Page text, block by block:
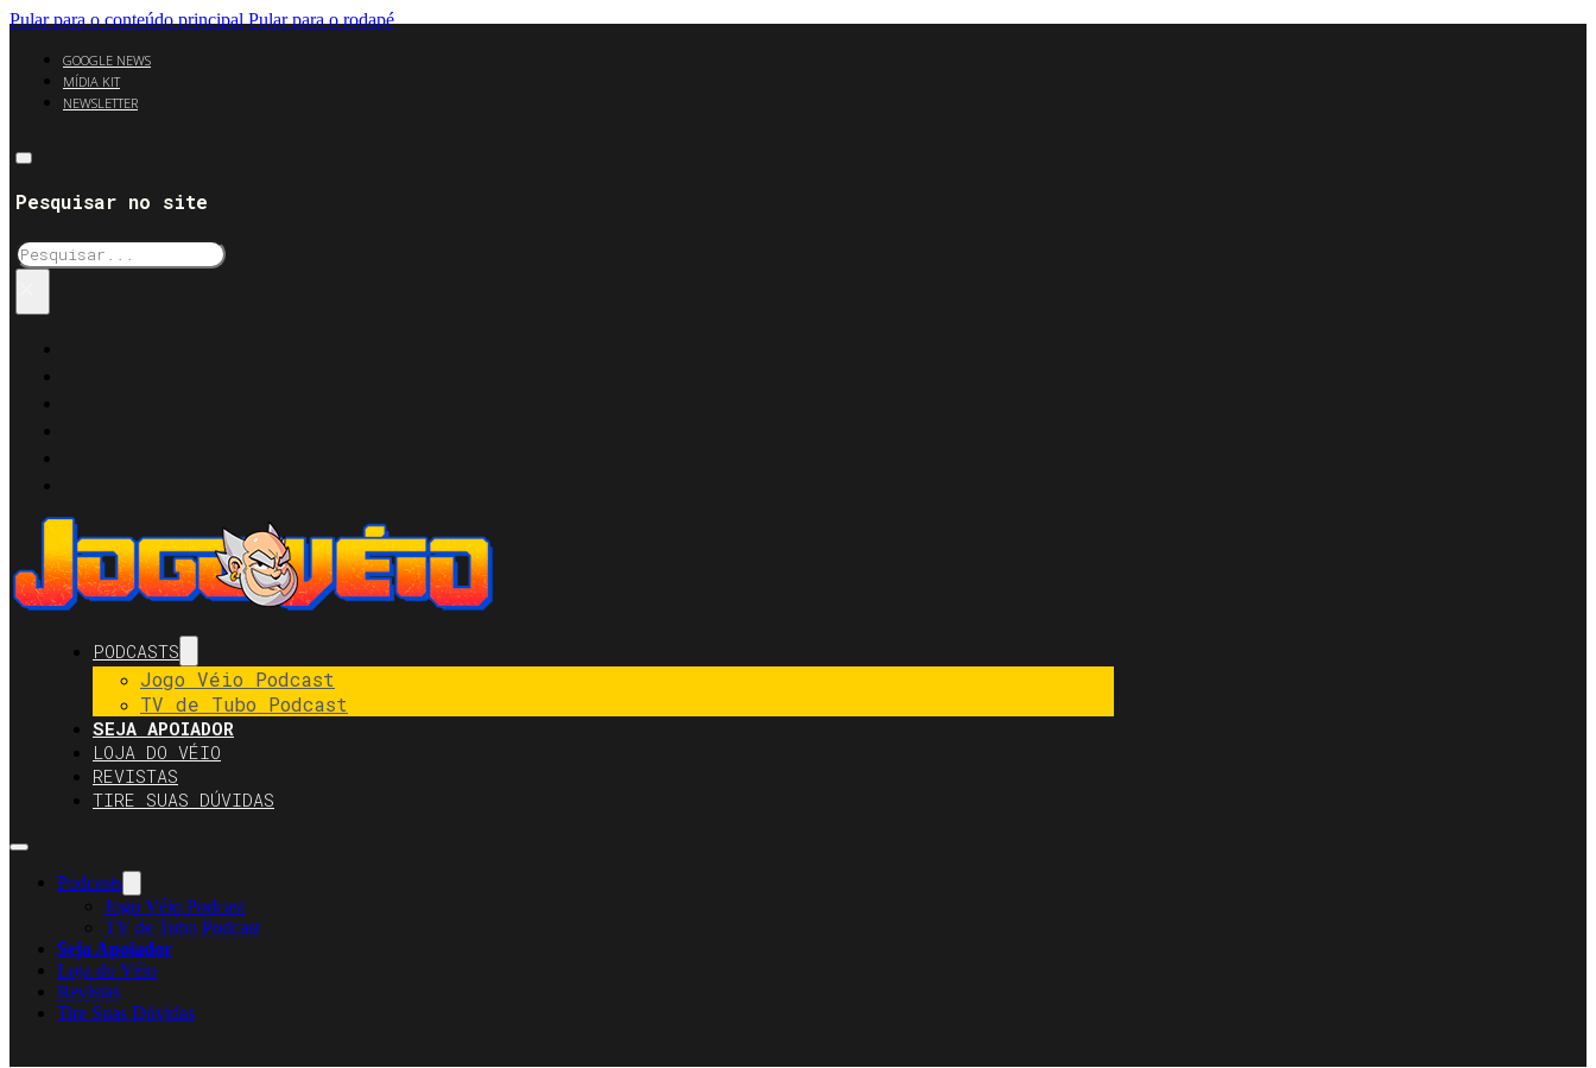
Pular para o conteúdo principal Pular para o rodapé
GOOGLE NEWS
MÍDIA KIT
NEWSLETTER
Pesquisar no site
Pesquisar
PODCASTS
Jogo Véio Podcast
TV de Tubo Podcast
SEJA APOIADOR
LOJA DO VÉIO
REVISTAS
TIRE SUAS DÚVIDAS
Podcasts
Jogo Véio Podcast
TV de Tubo Podcast
Seja Apoiador
Loja do Véio
Revistas
Tire Suas Dúvidas